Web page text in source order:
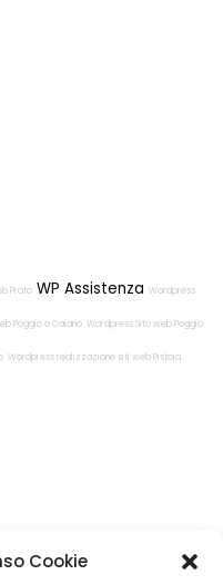
Cookie
Prato WP Assistenza Wordpress
Poggio a Caiano Wordpress Sito web Poggio
Wordpress realizzazione siti web Pistoia